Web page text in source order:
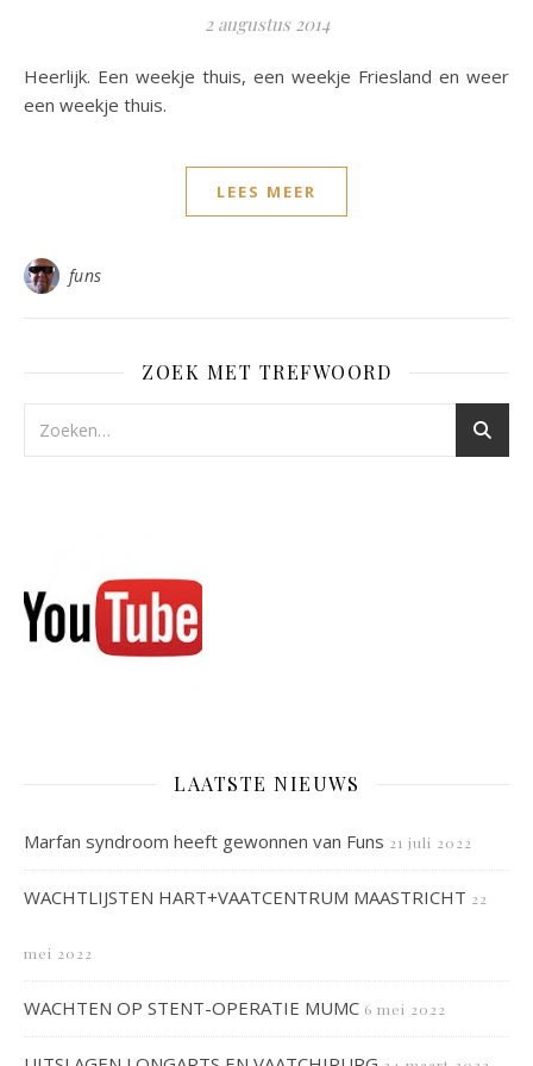
2 augustus 2014
Heerlijk. Een weekje thuis, een weekje Friesland en weer
een weekje thuis.
LEES MEER
funs
ZOEK MET TREFWOORD
LAATSTE NIEUWS
Marfan syndroom heeft gewonnen van Funs 21 juli 2022
WACHTLIJSTEN HART+VAATCENTRUM MAASTRICHT 22
mei 2022
WACHTEN OP STENT-OPERATIE MUMC 6 mei 2022